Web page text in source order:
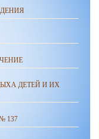
ДЕТЕЙ И ИХ
137